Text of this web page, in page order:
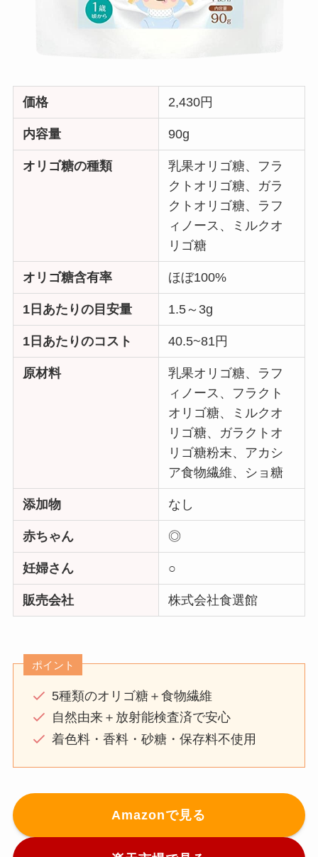
価格 2,430円
内容量 90g
オリゴ糖の種類
乳果オリゴ糖、フラ
クトオリゴ糖、ガラ
クトオリゴ糖、ラフ
ィノース、ミルクオ
リゴ糖
オリゴ糖含有率 ほぼ100%
1日あたりの目安量 1.5～3g
1日あたりのコスト 40.5~81円
原材料
乳果オリゴ糖、ラフ
ィノース、フラクト
オリゴ糖、ミルクオ
リゴ糖、ガラクトオ
リゴ糖粉末、アカシ
ア食物繊維、ショ糖
添加物 なし
赤ちゃん ◎
妊婦さん ○
販売会社 株式会社食選館
ポイント
5種類のオリゴ糖＋食物繊維
自然由来＋放射能検査済で安心
着色料・香料・砂糖・保存料不使用
Amazonで見る